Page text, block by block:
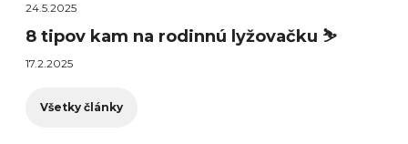
24.5.2025
8 tipov kam na rodinnú lyžovačku ⛷️
17.2.2025
Všetky články